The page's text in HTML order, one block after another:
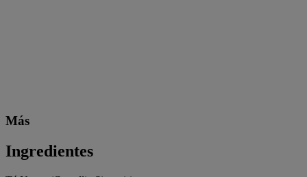
Más
Ingredientes